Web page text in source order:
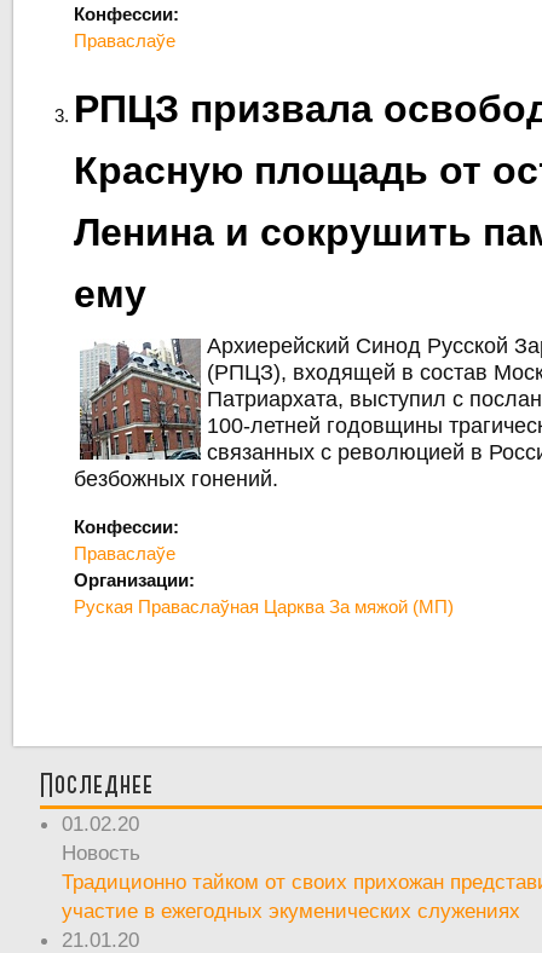
Конфессии:
Праваслаўе
РПЦЗ призвала
Красную площадь от
Ленина и сокрушить
ему
Архиерейский Синод Русской
(РПЦЗ), входящей в состав
Патриархата, выступил с
100-летней годовщины
связанных с революцией в
безбожных гонений.
Конфессии:
Праваслаўе
Организации:
Руская Праваслаўная Царква За мяжой (МП)
Последнее
01.02.20
Новость
Традиционно тайком от своих прихожан
участие в ежегодных экуменических служениях
21.01.20